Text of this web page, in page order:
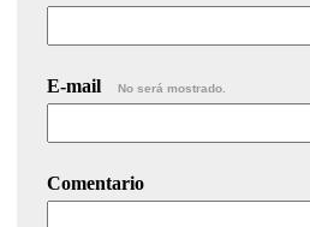
E-mail No será mostrado.
Comentario